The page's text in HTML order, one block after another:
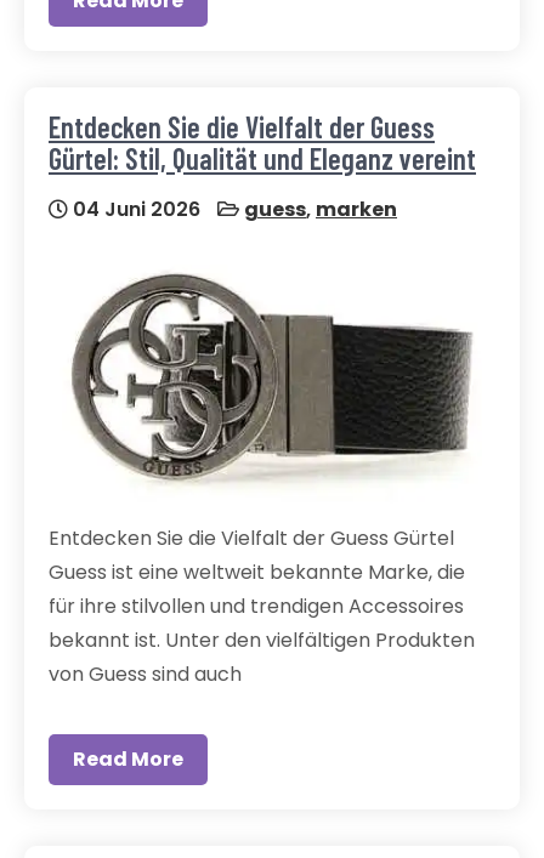
Entdecken Sie die Vielfalt der Guess
Gürtel: Stil, Qualität und Eleganz vereint
04 Juni 2026 guess, marken
Entdecken Sie die Vielfalt der Guess Gürtel
Guess ist eine weltweit bekannte Marke, die
für ihre stilvollen und trendigen Accessoires
bekannt ist. Unter den vielfältigen Produkten
von Guess sind auch
Read More